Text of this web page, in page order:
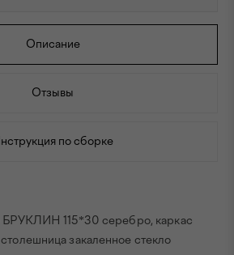
Описание
Отзывы
по сборке
БРУКЛИН 115*30 серебро, каркас
закаленное стекло